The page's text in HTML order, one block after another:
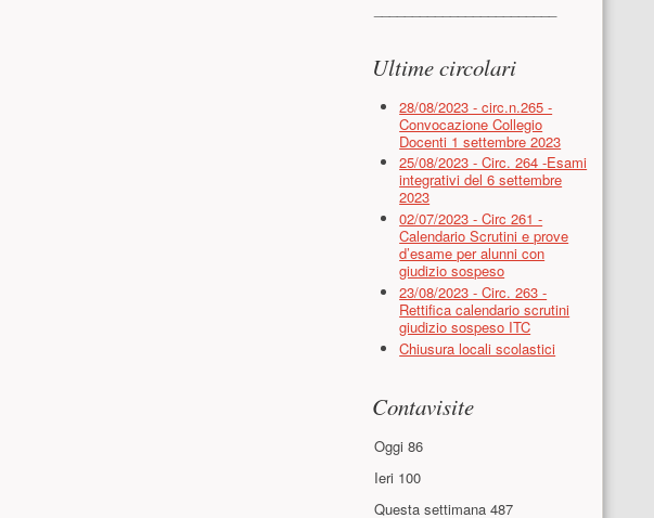
Ultime circolari
28/08/2023 - circ.n.265 -
Convocazione Collegio
Docenti 1 settembre 2023
25/08/2023 - Circ. 264 -Esami
integrativi del 6 settembre
2023
02/07/2023 - Circ 261 -
Calendario Scrutini e prove
d’esame per alunni con
giudizio sospeso
23/08/2023 - Circ. 263 -
Rettifica calendario scrutini
giudizio sospeso ITC
Chiusura locali scolastici
Contavisite
Oggi 86
Ieri 100
Questa settimana 487